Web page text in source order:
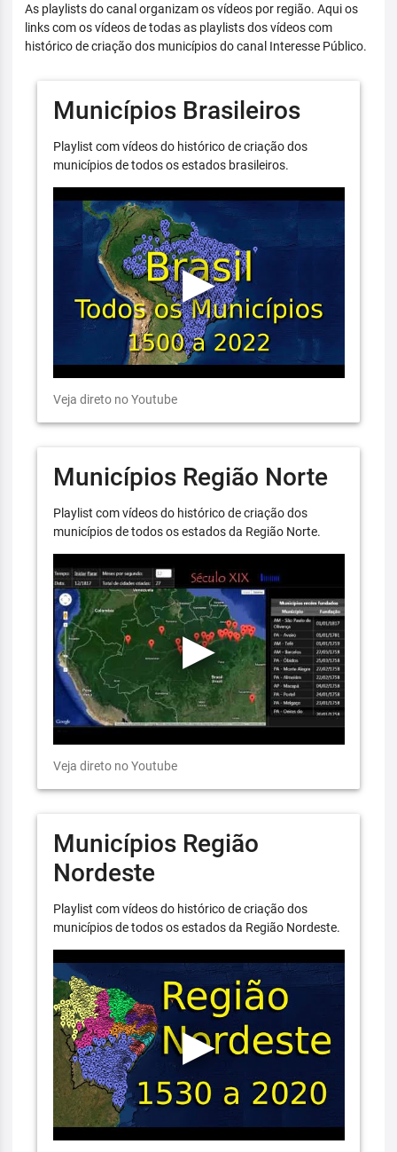
As playlists do canal organizam os vídeos por região. Aqui os
links com os vídeos de todas as playlists dos vídeos com
histórico de criação dos municípios do canal Interesse Público.
Municípios Brasileiros
Playlist com vídeos do histórico de criação dos
municípios de todos os estados brasileiros.
Veja direto no Youtube
Municípios Região Norte
Playlist com vídeos do histórico de criação dos
municípios de todos os estados da Região Norte.
Veja direto no Youtube
Municípios Região
Nordeste
Playlist com vídeos do histórico de criação dos
municípios de todos os estados da Região Nordeste.